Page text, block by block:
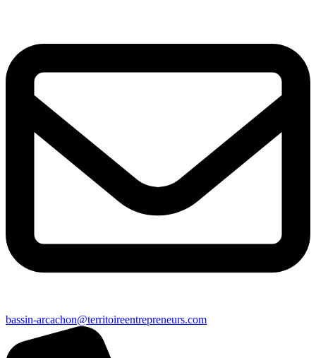
bassin-arcachon@territoireentrepreneurs.com